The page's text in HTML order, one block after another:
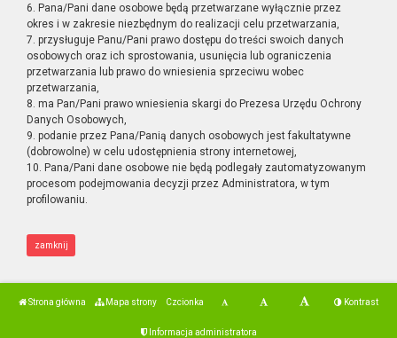
6. Pana/Pani dane osobowe będą przetwarzane wyłącznie przez
okres i w zakresie niezbędnym do realizacji celu przetwarzania,
7. przysługuje Panu/Pani prawo dostępu do treści swoich danych
osobowych oraz ich sprostowania, usunięcia lub ograniczenia
przetwarzania lub prawo do wniesienia sprzeciwu wobec
przetwarzania,
8. ma Pan/Pani prawo wniesienia skargi do Prezesa Urzędu Ochrony
Danych Osobowych,
9. podanie przez Pana/Panią danych osobowych jest fakultatywne
(dobrowolne) w celu udostępnienia strony internetowej,
10. Pana/Pani dane osobowe nie będą podlegały zautomatyzowanym
procesom podejmowania decyzji przez Administratora, w tym
profilowaniu.
zamknij
Strona główna Mapa strony Czcionka Kontrast
Informacja administratora